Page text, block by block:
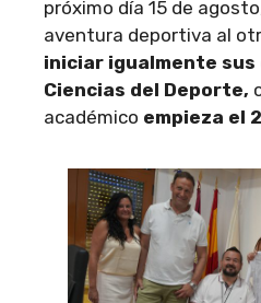
próximo día 15 de
aventura deportiva al
iniciar igualmente sus
Ciencias del Deporte,
académico empieza el